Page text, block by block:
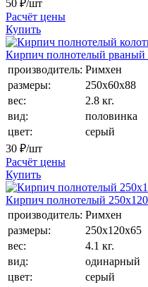
50 ₽/шт
Расчёт цены
Купить
Кирпич полнотелый рваный
производитель: Римхен
размеры:
250х60х88
вес:
2.8 кг.
вид:
половинка
цвет:
серый
30 ₽/шт
Расчёт цены
Купить
Кирпич полнотелый
производитель: Римхен
размеры:
250х120х65
вес:
4.1 кг.
вид:
одинарный
цвет:
серый